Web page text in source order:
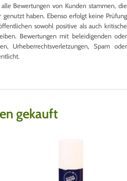
Bewertungen von Kunden stammen, die
genutzt haben. Ebenso erfolgt keine Prüfung
sowohl positive als auch kritische
Bewertungen mit beleidigenden oder
Urheberrechtsverletzungen, Spam oder
gekauft